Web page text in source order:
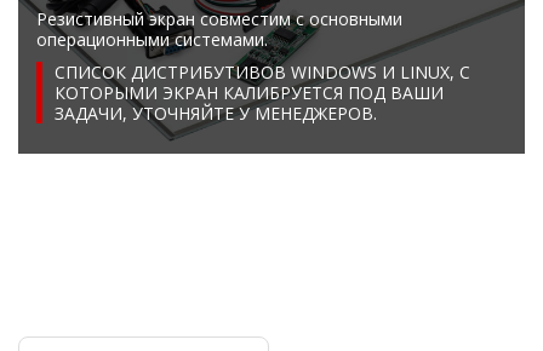
Резистивный экран совместим с основными
операционными системами.
СПИСОК ДИСТРИБУТИВОВ WINDOWS И LINUX, C
КОТОРЫМИ ЭКРАН КАЛИБРУЕТСЯ ПОД ВАШИ
ЗАДАЧИ, УТОЧНЯЙТЕ У МЕНЕДЖЕРОВ.